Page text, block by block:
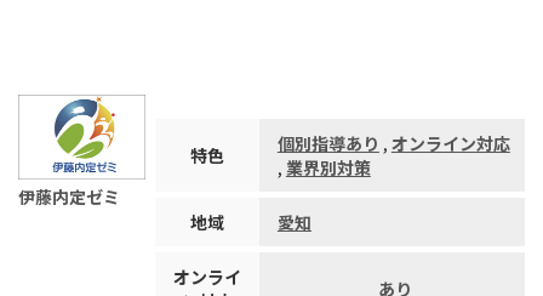
伊藤内定ゼミ
特色 個別指導あり , オンライン対応
, 業界別対策
地域 愛知
オンライ
あり